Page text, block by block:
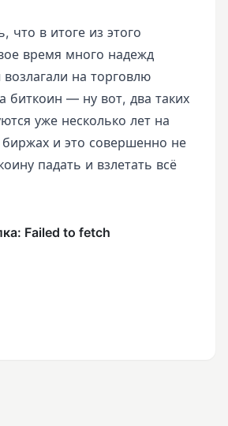
что в итоге из этого
время много надежд
на торговлю
биткоин — ну вот, два таких
уже несколько лет на
биржах и это совершенно не
падать и взлетать всё